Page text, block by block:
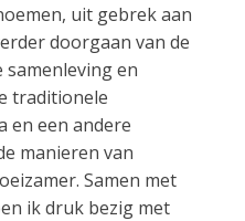
uit gebrek aan
doorgaan van de
samenleving en
traditionele
en een andere
manieren van
Samen met
ik druk bezig met